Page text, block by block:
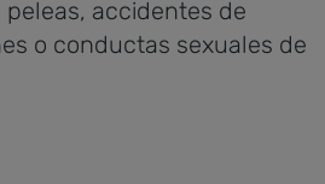
accidentes de
o conductas sexuales de